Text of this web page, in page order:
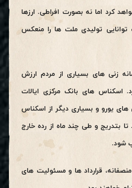
کرد اما نه بصورت افراطی. ارزها
تولیدی ملت ها را منعکس
زنی های بسیاری از مردم ارزش
اسکناس های بانک مرکزی ایالات
های یورو و بسیاری دیگر از اسکناس
بتدریج و طی چند ماه از رده خارج
شود.
قرارداد ها و مسئولیت های